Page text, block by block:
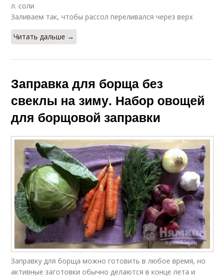
л. соли
Заливаем так, чтобы рассол переливался через верх
Читать дальше →
Заправка для борща без
свеклы на зиму. Набор овощей
для борщовой заправки
Заправку для борща можно готовить в любое время, но
активные заготовки обычно делаются в конце лета и